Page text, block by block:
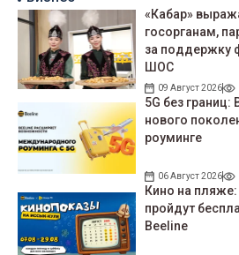
«Кабар»
госорганам,
за поддержку
ШОС
09 Август 2026
5G без границ:
нового
роуминге
06 Август 2026
Кино на
пройдут
Beeline